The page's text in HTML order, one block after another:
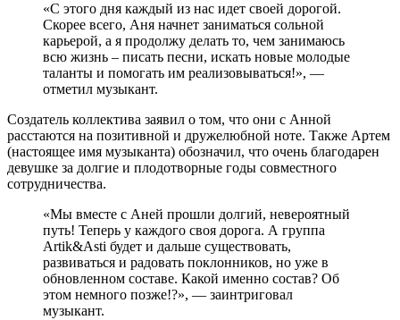
«С этого дня каждый из нас идет своей дорогой.
Скорее всего, Аня начнет заниматься сольной
карьерой, а я продолжу делать то, чем занимаюсь
всю жизнь – писать песни, искать новые молодые
таланты и помогать им реализовываться!», —
отметил музыкант.
Создатель коллектива заявил о том, что они с Анной
расстаются на позитивной и дружелюбной ноте. Также Артем
(настоящее имя музыканта) обозначил, что очень благодарен
девушке за долгие и плодотворные годы совместного
сотрудничества.
«Мы вместе с Аней прошли долгий, невероятный
путь! Теперь у каждого своя дорога. А группа
Artik&Asti будет и дальше существовать,
развиваться и радовать поклонников, но уже в
обновленном составе. Какой именно состав? Об
этом немного позже!?», — заинтриговал
музыкант.